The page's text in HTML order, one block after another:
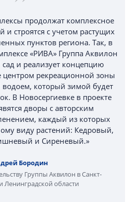
продолжат комплексное
и строятся с учетом растущих
пунктов региона. Так, в
«РИВА» Группа Аквилон
сад и реализует концепцию
центром рекреационной зоны
водоем, который зимой будет
В Новосергиевке в проекте
дворы с авторским
каждый из которых
виду растений: Кедровый,
и Сиреневый.»
Бородин
Группы Аквилон в Санкт-
Ленинградской области